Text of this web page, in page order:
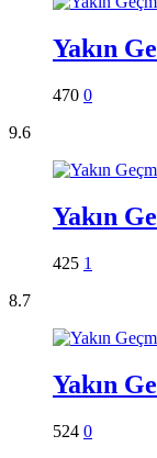
Yakın
470 0
9.6
Yakın
425 1
8.7
Yakın
524 0